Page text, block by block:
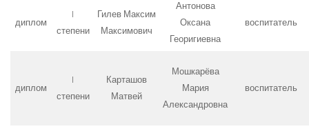
диплом
I
степени
Гилев Максим
Максимович
Антонова
Оксана
Георигиевна
воспитатель
диплом
I
степени
Карташов
Матвей
Мошкарёва
Мария
Александровна
воспитатель